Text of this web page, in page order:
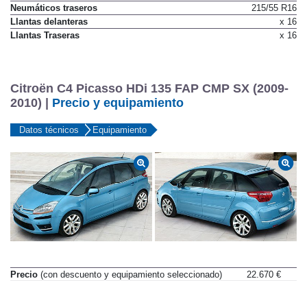
Neumáticos traseros
215/55 R16
Llantas delanteras
x 16
Llantas Traseras
x 16
Citroën C4 Picasso HDi 135 FAP CMP SX (2009-
2010) | Precio y equipamiento
Datos técnicos Equipamiento
Precio (con descuento y equipamiento seleccionado)
22.670 €